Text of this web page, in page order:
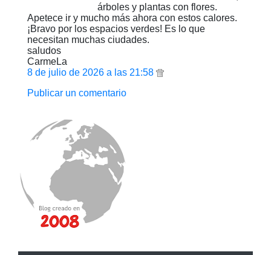
árboles y plantas con flores.
Apetece ir y mucho más ahora con estos calores.
¡Bravo por los espacios verdes! Es lo que
necesitan muchas ciudades.
saludos
CarmeLa
8 de julio de 2026 a las 21:58
Publicar un comentario